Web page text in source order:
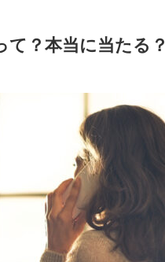
？本当に当たる？